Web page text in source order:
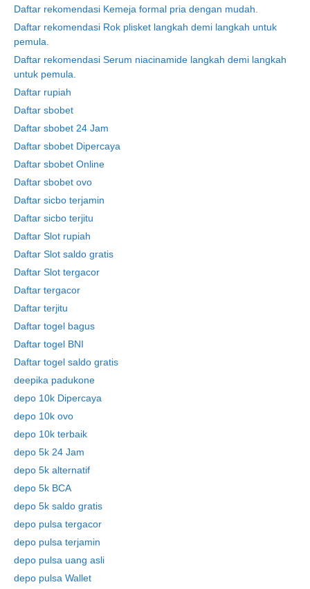
Daftar rekomendasi Kemeja formal pria dengan mudah.
Daftar rekomendasi Rok plisket langkah demi langkah untuk
pemula.
Daftar rekomendasi Serum niacinamide langkah demi langkah
untuk pemula.
Daftar rupiah
Daftar sbobet
Daftar sbobet 24 Jam
Daftar sbobet Dipercaya
Daftar sbobet Online
Daftar sbobet ovo
Daftar sicbo terjamin
Daftar sicbo terjitu
Daftar Slot rupiah
Daftar Slot saldo gratis
Daftar Slot tergacor
Daftar tergacor
Daftar terjitu
Daftar togel bagus
Daftar togel BNI
Daftar togel saldo gratis
deepika padukone
depo 10k Dipercaya
depo 10k ovo
depo 10k terbaik
depo 5k 24 Jam
depo 5k alternatif
depo 5k BCA
depo 5k saldo gratis
depo pulsa tergacor
depo pulsa terjamin
depo pulsa uang asli
depo pulsa Wallet